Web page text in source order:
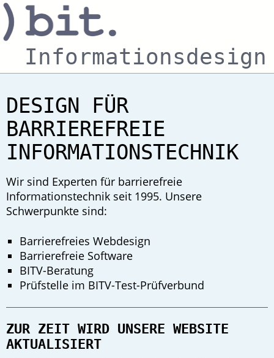
Informationsdesign
DESIGN FÜR
BARRIEREFREIE
INFORMATIONSTECHNIK
Wir sind Experten für barrierefreie
Informationstechnik seit 1995. Unsere
Schwerpunkte sind:
Barrierefreies Webdesign
Barrierefreie Software
BITV-Beratung
Prüfstelle im BITV-Test-Prüfverbund
ZUR ZEIT WIRD UNSERE WEBSITE
AKTUALISIERT